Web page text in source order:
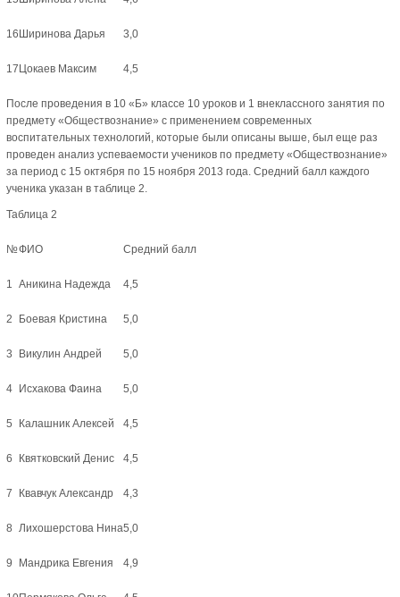
16Ширинова Дарья 3,0
17Цокаев Максим 4,5
После проведения в 10 «Б» классе 10 уроков и 1 внеклассного занятия по
предмету «Обществознание» с применением современных
воспитательных технологий, которые были описаны выше, был еще раз
проведен анализ успеваемости учеников по предмету «Обществознание»
за период с 15 октября по 15 ноября 2013 года. Средний балл каждого
ученика указан в таблице 2.
Таблица 2
№ФИО Средний балл
1 Аникина Надежда 4,5
2 Боевая Кристина 5,0
3 Викулин Андрей 5,0
4 Исхакова Фаина 5,0
5 Калашник Алексей 4,5
6 Квятковский Денис 4,5
7 Квавчук Александр 4,3
8 Лихошерстова Нина5,0
9 Мандрика Евгения 4,9